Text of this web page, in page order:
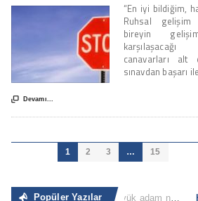
“En iyi bildiğim,
Ruhsal
bireyin
canavarları
sınavdan başarı
 Devamı...
1 2 3 … 15
Popüler Yazılar
Sıradan İnsan “Büyük adam nerede ve ne zaman küçük adam olacağını bilir. Küçük adam ise küçük olduğunun [...]